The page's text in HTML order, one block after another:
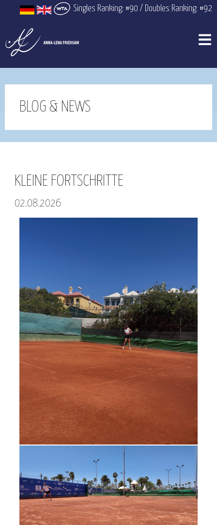
Singles Ranking: #90 / Doubles Ranking: #92
BLOG & NEWS
KLEINE FORTSCHRITTE
02.08.2026